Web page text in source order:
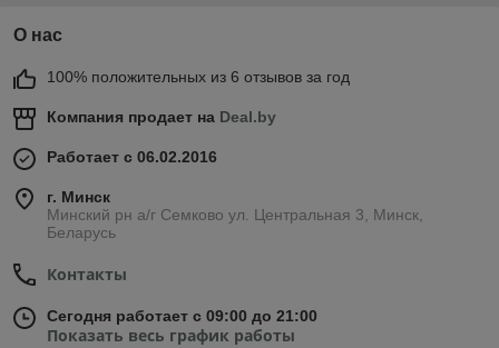
О нас
100% положительных из 6 отзывов за год
Компания продает на Deal.by
Работает с 06.02.2016
г. Минск
Минский рн а/г Семково ул. Центральная 3, Минск,
Беларусь
Контакты
Сегодня работает с 09:00 до 21:00
Показать весь график работы